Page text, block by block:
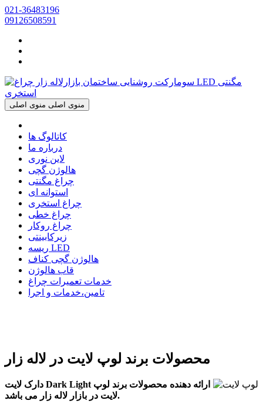
021-36483196
09126508591
منوی اصلی منوی اصلی
کاتالوگ ها
درباره ما
لاین نوری
هالوژن گچی
چراغ مگنتی
استوانه ای
چراغ استخری
چراغ خطی
چراغ روکار
زیرکابینتی
ریسه LED
هالوژن گچی کناف
قاب هالوژن
خدمات تعمیرات چراغ
تامین،خدمات و اجرا
محصولات برند لوپ لایت در لاله زار
دارک لایت Dark Light ارائه دهنده محصولات برند لوپ
لایت در بازار لاله زار می باشد.